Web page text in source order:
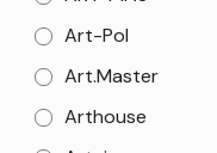
Art-Pol
Art.Master
Arthouse